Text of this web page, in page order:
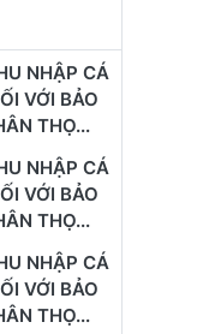
NHẬP CÁ
VỚI BẢO
THỌ...
NHẬP CÁ
VỚI BẢO
THỌ...
NHẬP CÁ
VỚI BẢO
THỌ...